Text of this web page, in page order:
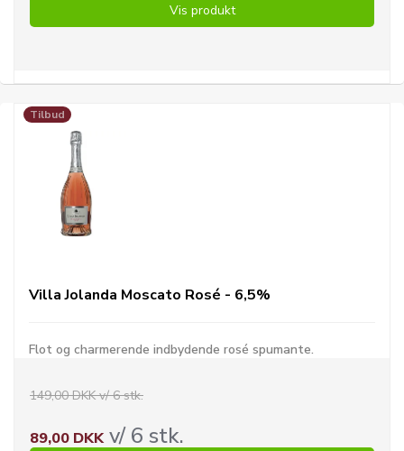
Vis produkt
Tilbud
Villa Jolanda Moscato Rosé - 6,5%
Flot og charmerende indbydende rosé spumante.
149,00 DKK v/ 6 stk.
89,00 DKKv/ 6 stk.